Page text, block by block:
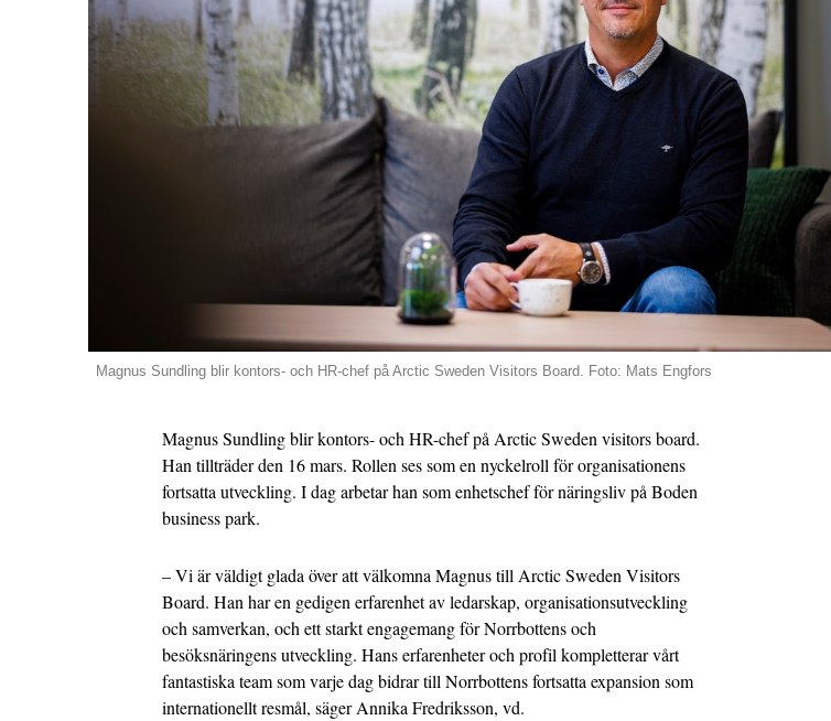
Magnus Sundling blir kontors- och HR-chef på Arctic Sweden Visitors Board. Foto: Mats Engfors
Magnus Sundling blir kontors- och HR-chef på Arctic Sweden visitors board.
Han tillträder den 16 mars. Rollen ses som en nyckelroll för organisationens
fortsatta utveckling. I dag arbetar han som enhetschef för näringsliv på Boden
business park.
– Vi är väldigt glada över att välkomna Magnus till Arctic Sweden Visitors
Board. Han har en gedigen erfarenhet av ledarskap, organisationsutveckling
och samverkan, och ett starkt engagemang för Norrbottens och
besöksnäringens utveckling. Hans erfarenheter och profil kompletterar vårt
fantastiska team som varje dag bidrar till Norrbottens fortsatta expansion som
internationellt resmål, säger Annika Fredriksson, vd.